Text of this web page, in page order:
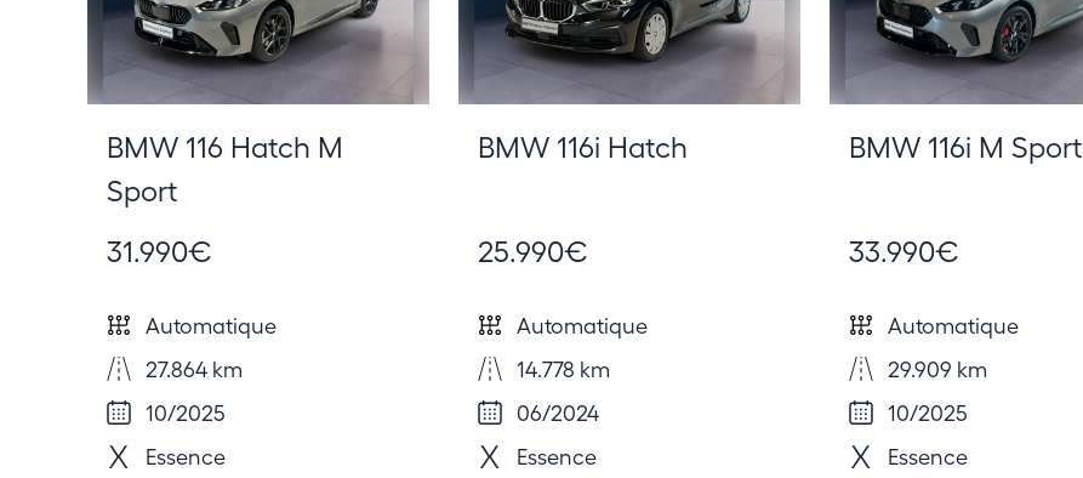
BMW 116 Hatch M
Sport
31.990€
Automatique
27.864 km
10/2025
Essence
BMW 116i Hatch
25.990€
Automatique
14.778 km
06/2024
Essence
BMW 116i M Sport
33.990€
Automatique
29.909 km
10/2025
Essence